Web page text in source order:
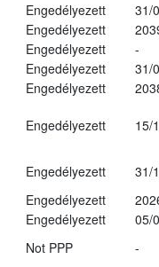
Engedélyezett
31/
Engedélyezett
Engedélyezett
-
Engedélyezett
31/
Engedélyezett
Engedélyezett 15/
Engedélyezett
31/
Engedélyezett
Engedélyezett
05/
Not PPP
-